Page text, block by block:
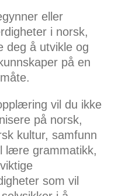
eller
i norsk,
deg å utvikle og
på en
vil du ikke
på norsk,
kultur, samfunn
lære grammatikk,
som vil